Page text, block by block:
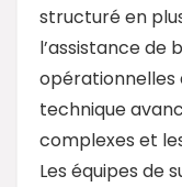
structuré en
l’assistance de
opérationnelles
technique
complexes et
Les équipes de